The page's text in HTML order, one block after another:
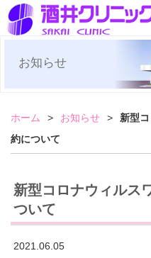
お知らせ
ホーム お知らせ
新型
約について
新型コロナウィルス
ついて
2021.06.05